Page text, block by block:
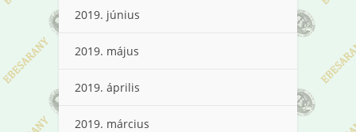
2019. június
2019. május
2019. április
2019. március